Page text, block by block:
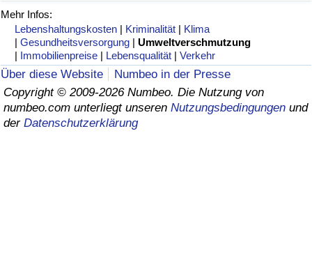
Mehr Infos:
Lebenshaltungskosten | Kriminalität | Klima
|Gesundheitsversorgung |Umweltverschmutzung
| Immobilienpreise | Lebensqualität |Verkehr
Über diese Website
Numbeo in der Presse
Copyright © 2009-2026 Numbeo. Die Nutzung von
numbeo.com unterliegt unseren Nutzungsbedingungen und
der Datenschutzerklärung
in Akaba
Kriminalität
Kriminalitäts-Index (aktuell)
Kriminalitäts-Index